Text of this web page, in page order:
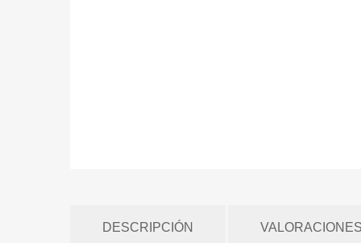
DESCRIPCIÓN